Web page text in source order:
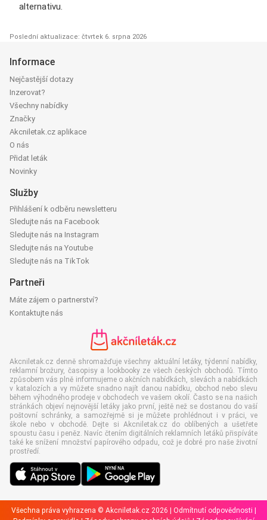
alternativu.
Poslední aktualizace: čtvrtek 6. srpna 2026
Informace
Nejčastější dotazy
Inzerovat?
Všechny nabídky
Značky
Akcniletak.cz aplikace
O nás
Přidat leták
Novinky
Služby
Přihlášení k odběru newsletteru
Sledujte nás na Facebook
Sledujte nás na Instagram
Sledujte nás na Youtube
Sledujte nás na TikTok
Partneři
Máte zájem o partnerství?
Kontaktujte nás
Akcniletak.cz denně shromažďuje všechny aktuální letáky, týdenní nabídky,
reklamní brožury, časopisy a lookbooky ze všech českých obchodů. Tímto
způsobem vás plně informujeme o akčních nabídkách, slevách a nabídkách
v katalozích a vy můžete snadno najít danou nabídku, obchod nebo slevu
během výhodného prodeje v obchodech ve vašem okolí. Často se na našich
stránkách objeví nejnovější letáky jako první, ještě než se dostanou do vaší
poštovní schránky, a samozřejmě si je můžete prohlédnout i v práci, ve
škole nebo v obchodě. Dejte si Akcniletak.cz do oblíbených a ušetřete
spoustu času i peněz. Navíc čtením digitálních reklamních letáků přispíváte
také ke snížení množství papírového odpadu, což je dobré pro naše životní
prostředí.
Všechna práva vyhrazena © Akcniletak.cz 2026 | Odmítnutí odpovědnosti |